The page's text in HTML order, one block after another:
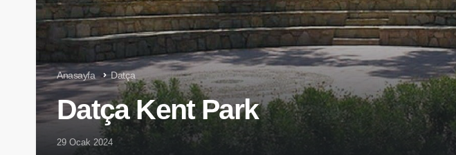
Anasayfa Datça
Datça Kent Park
29 Ocak 2024